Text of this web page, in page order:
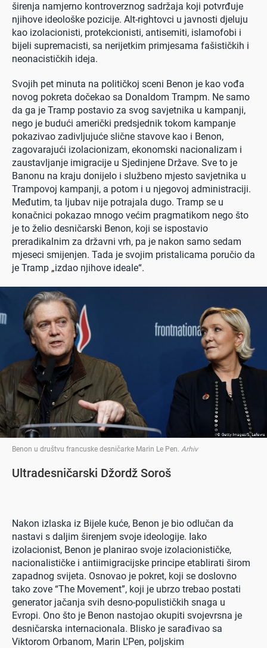
širenja namjerno kontroverznog sadržaja koji potvrđuje
njihove ideološke pozicije. Alt-rightovci u javnosti djeluju
kao izolacionisti, protekcionisti, antisemiti, islamofobi i
bijeli supremacisti, sa nerijetkim primjesama fašističkih i
neonacističkih ideja.
Svojih pet minuta na političkoj sceni Benon je kao vođa
novog pokreta dočekao sa Donaldom Trampm. Ne samo
da ga je Tramp postavio za svog savjetnika u kampanji,
nego je budući američki predsjednik tokom kampanje
pokazivao zadivljujuće slične stavove kao i Benon,
zagovarajući izolacionizam, ekonomski nacionalizam i
zaustavljanje imigracije u Sjedinjene Države. Sve to je
Banonu na kraju donijelo i službeno mjesto savjetnika u
Trampovoj kampanji, a potom i u njegovoj administraciji.
Međutim, ta ljubav nije potrajala dugo. Tramp se u
konačnici pokazao mnogo većim pragmatikom nego što
je to želio desničarski Benon, koji se ispostavio
preradikalnim za državni vrh, pa je nakon samo sedam
mjeseci smijenjen. Tada je svojim pristalicama poručio da
je Tramp „izdao njihove ideale“.
Benon u društvu francuske desničarke Marin Le Pen Arhiv
Ultradesničarski Džordž Soroš
Nakon izlaska iz Bijele kuće, Benon je bio odlučan da
nastavi s daljim širenjem svoje ideologije. Iako
izolacionist, Benon je planirao svoje izolacionističke,
nacionalističke i antiimigracijske principe etablirati širom
zapadnog svijeta. Osnovao je pokret, koji se doslovno
tako zove “The Movement”, koji je ubrzo trebao postati
generator jačanja svih desno-populističkih snaga u
Evropi. Ono što je Benon nastojao okupiti svojevrsna je
desničarska internacionala. Blisko je sarađivao sa
Viktorom Orbanom, Marin L'Pen, poljskim